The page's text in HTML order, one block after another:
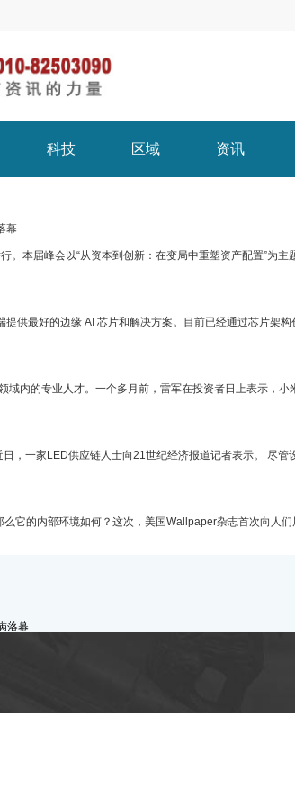
科技 区域 资讯
幕
本届峰会以“从资本到创新：在变局中重塑资产配置”
供最好的边缘 AI 芯片和解决方案。目前已经通过芯片
内的专业人才。一个多月前，雷军在投资者日上表示
，一家LED供应链人士向21世纪经济报道记者表示。
它的内部环境如何？这次，美国Wallpaper杂志首次向
落幕